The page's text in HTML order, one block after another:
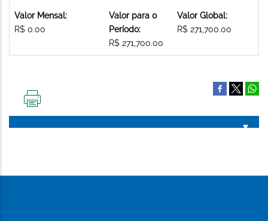
Valor Mensal:
R$ 0.00
Valor para o
Período:
R$ 271,700.00
Valor Global:
R$ 271,700.00
PÁGINA